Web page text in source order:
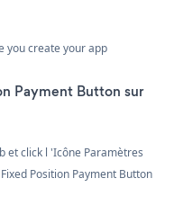
you create your app
Payment Button sur
et click l 'Icône Paramètres
Position Payment Button